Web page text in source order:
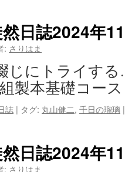
日誌2024年
: さりはま
じにトライす
製本基礎コー
誌 | タグ: 丸山健二, 千日の瑠璃 |
日誌2024年
: さりはま